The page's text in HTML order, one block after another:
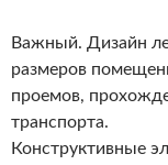
Важный. Дизайн
размеров
проемов,
транспорта.
Конструктивные